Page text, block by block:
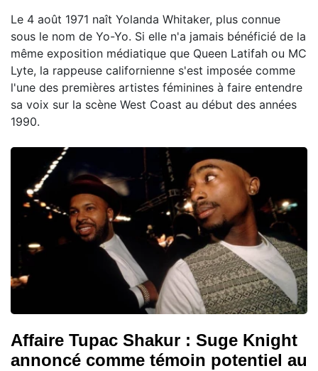
Le 4 août 1971 naît Yolanda Whitaker, plus connue
sous le nom de Yo-Yo. Si elle n'a jamais bénéficié de la
même exposition médiatique que Queen Latifah ou MC
Lyte, la rappeuse californienne s'est imposée comme
l'une des premières artistes féminines à faire entendre
sa voix sur la scène West Coast au début des années
1990.
Affaire Tupac Shakur : Suge Knight
annoncé comme témoin potentiel au